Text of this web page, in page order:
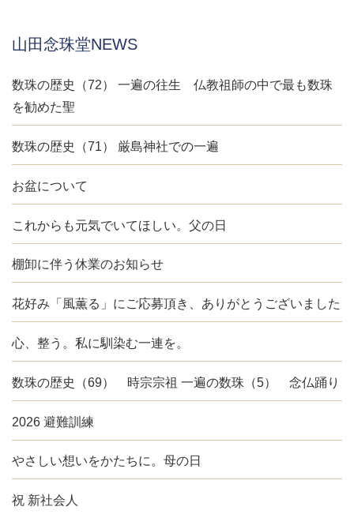
山田念珠堂NEWS
数珠の歴史（72） 一遍の往生 仏教祖師の中で最も数珠
を勧めた聖
数珠の歴史（71） 厳島神社での一遍
お盆について
これからも元気でいてほしい。父の日
棚卸に伴う休業のお知らせ
花好み「風薫る」にご応募頂き、ありがとうございました
心、整う。私に馴染む一連を。
数珠の歴史（69） 時宗宗祖 一遍の数珠（5） 念仏踊り
2026 避難訓練
やさしい想いをかたちに。母の日
祝 新社会人